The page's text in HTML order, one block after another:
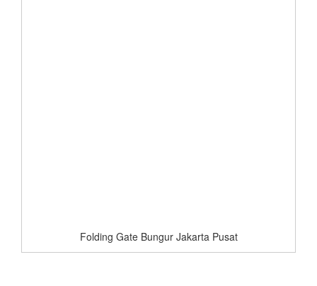
Folding Gate Bungur Jakarta Pusat